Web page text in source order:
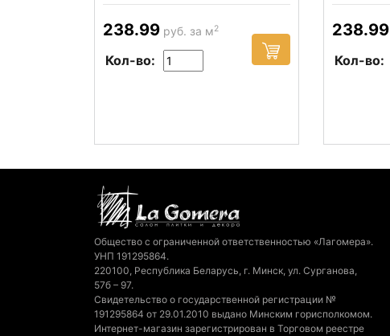
238.99 руб. за м2
Кол-во:
238.99
Кол-во:
Общество с ограниченной ответственностью «Лагомера».
УНП 191295864.
220100, Республика Беларусь, г. Минск, ул. Сурганова,
57б – 97.
Свидетельство о государственной регистрации №
191295864 от 29.01.2010 выдано Минским горисполкомом.
Интернет-магазин зарегистрирован в Торговом реестре